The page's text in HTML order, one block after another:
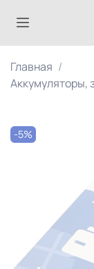
Главная
Аккумуляторы,
-5%